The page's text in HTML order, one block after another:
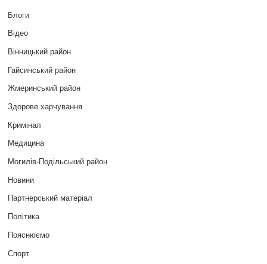
Блоги
Відео
Вінницький район
Гайсинський район
Жмеринський район
Здорове харчування
Кримінал
Медицина
Могилів-Подільський район
Новини
Партнерський матеріал
Політика
Пояснюємо
Спорт